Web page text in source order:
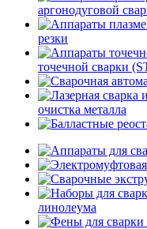
аргонодуговой
резки
точечной сварки
очистка металла
линолеума